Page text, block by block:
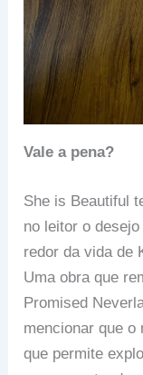
Vale a pena?
She is Beautiful
no leitor o
redor da vida de
Uma obra que
Promised
mencionar que o
que permite